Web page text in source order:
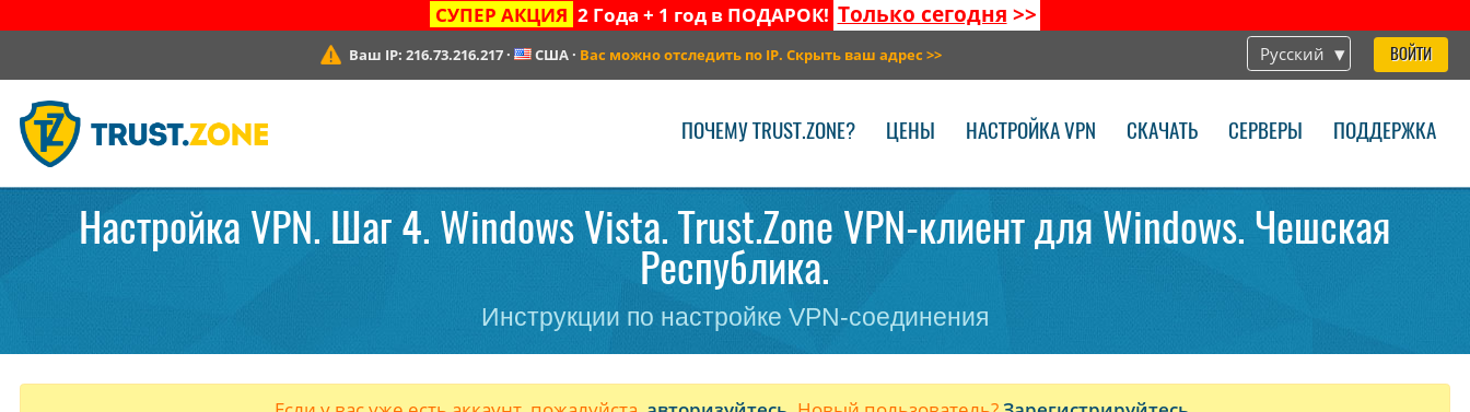
СУПЕР АКЦИЯ 2 Года + 1 год в ПОДАРОК! Только сегодня >>
Русский ВОЙТИ
Ваш IP:216.73.216.217 · США· Вас можно отследить по IP. Скрыть ваш адрес >>
ПОЧЕМУ TRUST.ZONE? ЦЕНЫ НАСТРОЙКА VPN СКАЧАТЬ СЕРВЕРЫ ПОДДЕРЖКА
Настройка VPN. Шаг 4. Windows Vista. Trust.Zone VPN-клиент для Windows. Чешская
Республика.
Инструкции по настройке VPN-соединения